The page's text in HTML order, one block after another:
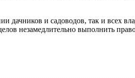
дачников и садоводов, так и всех
незамедлительно выполнить